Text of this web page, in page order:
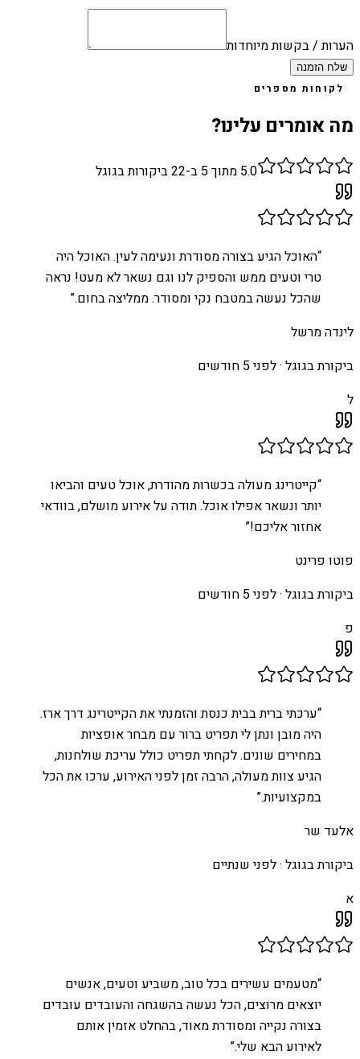
הערות / בקשות מיוחדות
שלח הזמנה
לקוחות מספרים
מה אומרים עלינו?
5.0 מתוך 5 ב- 22ביקורות בגוגל
“האוכל הגיע בצורה מסודרת ונעימה לעין. האוכל היה
טרי וטעים ממש והספיק לנו וגם נשאר לא מעט! נראה
שהכל נעשה במטבח נקי ומסודר. ממליצה בחום.”
לינדה מרשל
ביקורת בגוגל ·לפני 5 חודשים
ל
“קייטרינג מעולה בכשרות מהודרת, אוכל טעים והביאו
יותר ונשאר אפילו אוכל. תודה על אירוע מושלם, בוודאי
אחזור אליכם!”
פוטו פרינט
ביקורת בגוגל ·לפני 5 חודשים
פ
“ערכתי ברית בבית כנסת והזמנתי את הקייטרינג דרך ארז.
היה מובן ונתן לי תפריט ברור עם מבחר אופציות
במחירים שונים. לקחתי תפריט כולל עריכת שולחנות,
הגיע צוות מעולה, הרבה זמן לפני האירוע, ערכו את הכל
במקצועיות.”
אלעד שר
ביקורת בגוגל ·לפני שנתיים
א
“מטעמים עשירים בכל טוב, משביע וטעים, אנשים
יוצאים מרוצים, הכל נעשה בהשגחה והעובדים עובדים
בצורה נקייה ומסודרת מאוד, בהחלט אזמין אותם
לאירוע הבא שלי.”